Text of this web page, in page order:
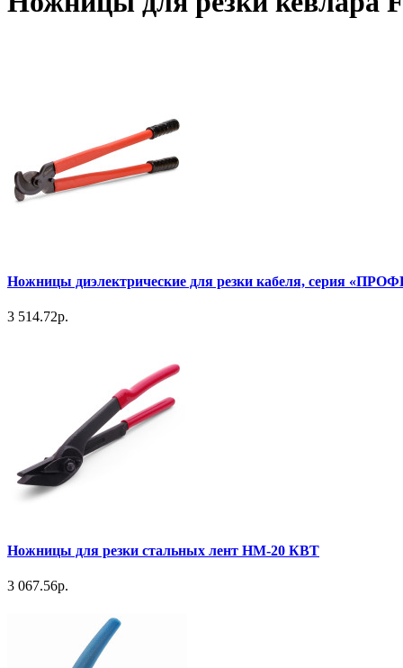
Ножницы диэлектрические для резки кабеля, серия
3 514.72р.
Ножницы для резки стальных лент НМ-20 КВТ
3 067.56р.